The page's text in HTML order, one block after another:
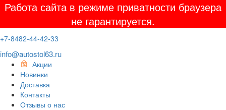
Работа сайта в режиме приватности браузера
не гарантируется.
+7-8482-44-42-33
info@autostol63.ru
Акции
Новинки
Доставка
Контакты
Отзывы о нас